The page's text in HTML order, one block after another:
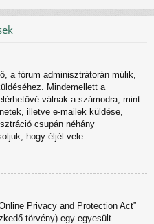
a fórum adminisztrátorán múlik,
Mindemellett a
válnak a számodra, mint
illetve e-mailek küldése,
csupán néhány
hogy éljél vele.
Privacy and Protection Act”
törvény) egy egyesült